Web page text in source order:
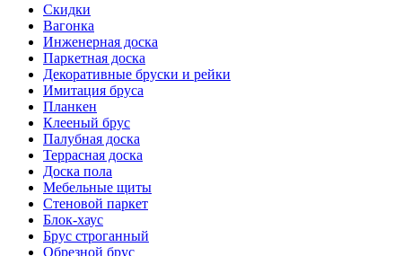
Скидки
Вагонка
Инженерная доска
Паркетная доска
Декоративные бруски и рейки
Имитация бруса
Планкен
Клееный брус
Палубная доска
Террасная доска
Доска пола
Мебельные щиты
Стеновой паркет
Блок-хаус
Брус строганный
Обрезной брус